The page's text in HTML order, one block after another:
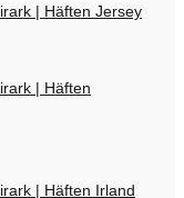
| Häften Jersey
| Häften
| Häften Irland